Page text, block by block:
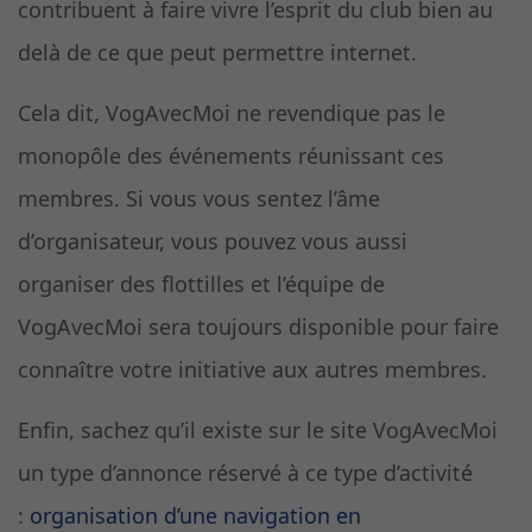
contribuent à faire vivre l’esprit du club bien au
delà de ce que peut permettre internet.
Cela dit, VogAvecMoi ne revendique pas le
monopôle des événements réunissant ces
membres. Si vous vous sentez l’âme
d’organisateur, vous pouvez vous aussi
organiser des flottilles et l’équipe de
VogAvecMoi sera toujours disponible pour faire
connaître votre initiative aux autres membres.
Enfin, sachez qu’il existe sur le site VogAvecMoi
un type d’annonce réservé à ce type d’activité
: organisation d’une navigation en